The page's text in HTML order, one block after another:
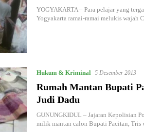
YOGYAKARTA – Para pelajar yang
Yogyakarta ramai-ramai melukis wajah
Hukum & Kriminal 5 Desember 2013
Rumah Mantan Bupati
Judi Dadu
GUNUNGKIDUL – Jajaran Kepolisian
milik mantan calon Bupati Pacitan, Tris